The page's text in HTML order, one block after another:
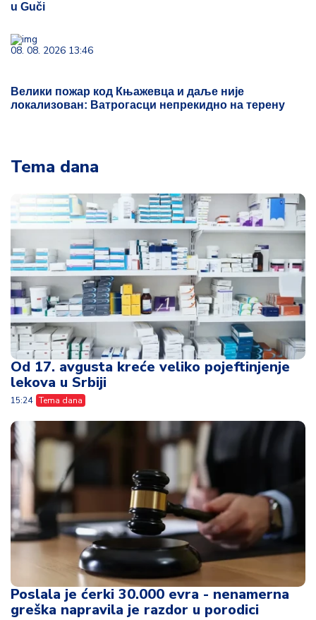
u Guči
08. 08. 2026 13:46
Велики пожар код Књажевца и даље није
локализован: Ватрогасци непрекидно на терену
Tema dana
Od 17. avgusta kreće veliko pojeftinjenje
lekova u Srbiji
15:24 Tema dana
Poslala je ćerki 30.000 evra - nenamerna
greška napravila je razdor u porodici